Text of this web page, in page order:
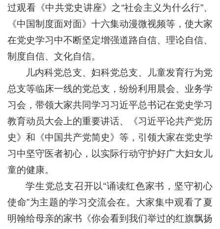
过观看《中共党史讲座》之“社会主义为什么行”、
《中国制度面对面》十六集动漫微视频等，使大家
在党史学习中不断坚定增强道路自信、理论自信、
制度自信、文化自信。
儿内科党总支、妇科党总支、儿童发育行为党
总支等临床一线的党总支，纷纷利用晨会、业务学
习会，带领大家共同学习习近平总书记在党史学习
教育动员大会上的重要讲话、《习近平论共产党历
史》和《中国共产党简史》等，引领大家在党史学
习中坚守医者初心，以实际行动守护好广大妇女儿
童的健康。
学生党总支召开以“诵读红色家书，坚守初心
使命”为主题的学习交流会在。大家集中观看了夏
明翰给母亲的家书《你会看到我们举过的红旗飘扬